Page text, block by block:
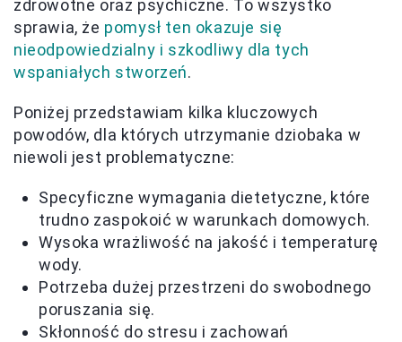
zdrowotne oraz psychiczne. To wszystko
sprawia, że pomysł ten okazuje się
nieodpowiedzialny i szkodliwy dla tych
wspaniałych stworzeń.
Poniżej przedstawiam kilka kluczowych
powodów, dla których utrzymanie dziobaka w
niewoli jest problematyczne:
Specyficzne wymagania dietetyczne, które
trudno zaspokoić w warunkach domowych.
Wysoka wrażliwość na jakość i temperaturę
wody.
Potrzeba dużej przestrzeni do swobodnego
poruszania się.
Skłonność do stresu i zachowań